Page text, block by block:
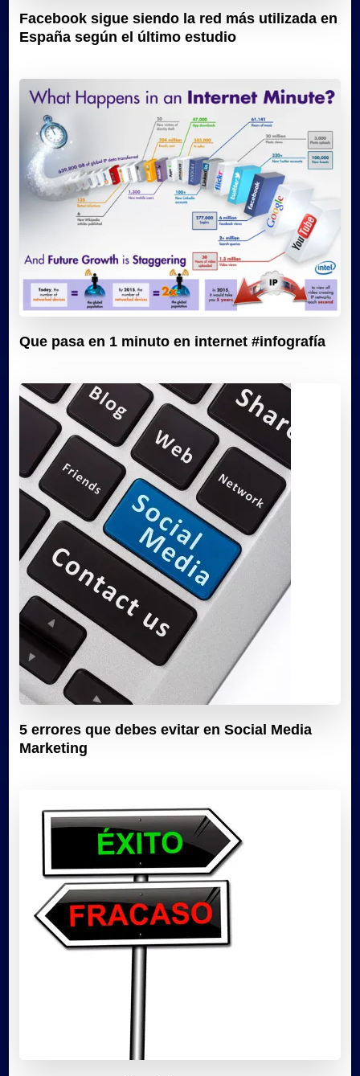
Facebook sigue siendo la red más utilizada en
España según el último estudio
Que pasa en 1 minuto en internet #infografía
5 errores que debes evitar en Social Media
Marketing